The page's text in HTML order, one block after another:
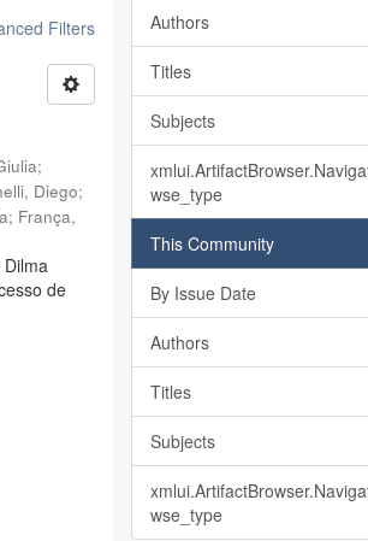
Filters
;
Diego;
; França,
de
Authors
Titles
Subjects
wse_type
This Community
By Issue Date
Authors
Titles
Subjects
wse_type